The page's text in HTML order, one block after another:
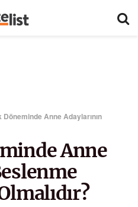
Döneminde Anne Adaylarının
Anne